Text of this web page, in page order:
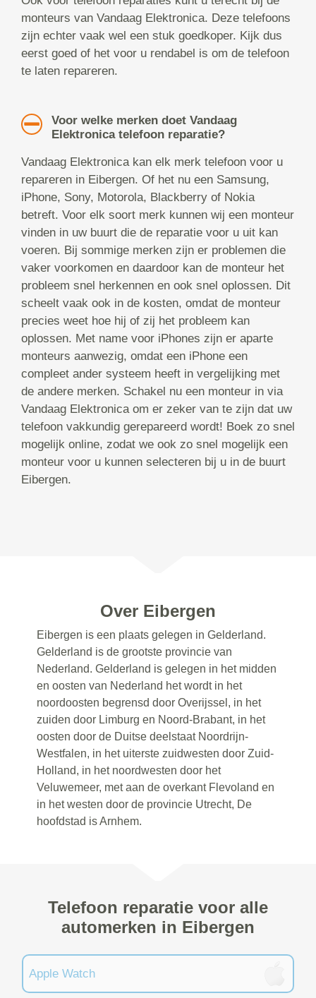
monteurs van Vandaag Elektronica. Deze telefoons
zijn echter vaak wel een stuk goedkoper. Kijk dus
eerst goed of het voor u rendabel is om de telefoon
te laten repareren.
Voor welke merken doet Vandaag
Elektronica telefoon reparatie?
Vandaag Elektronica kan elk merk telefoon voor u
repareren in Eibergen. Of het nu een Samsung,
iPhone, Sony, Motorola, Blackberry of Nokia
betreft. Voor elk soort merk kunnen wij een monteur
vinden in uw buurt die de reparatie voor u uit kan
voeren. Bij sommige merken zijn er problemen die
vaker voorkomen en daardoor kan de monteur het
probleem snel herkennen en ook snel oplossen. Dit
scheelt vaak ook in de kosten, omdat de monteur
precies weet hoe hij of zij het probleem kan
oplossen. Met name voor iPhones zijn er aparte
monteurs aanwezig, omdat een iPhone een
compleet ander systeem heeft in vergelijking met
de andere merken. Schakel nu een monteur in via
Vandaag Elektronica om er zeker van te zijn dat uw
telefoon vakkundig gerepareerd wordt! Boek zo snel
mogelijk online, zodat we ook zo snel mogelijk een
monteur voor u kunnen selecteren bij u in de buurt
Eibergen.
Over Eibergen
Eibergen is een plaats gelegen in Gelderland.
Gelderland is de grootste provincie van
Nederland. Gelderland is gelegen in het midden
en oosten van Nederland het wordt in het
noordoosten begrensd door Overijssel, in het
zuiden door Limburg en Noord-Brabant, in het
oosten door de Duitse deelstaat Noordrijn-
Westfalen, in het uiterste zuidwesten door Zuid-
Holland, in het noordwesten door het
Veluwemeer, met aan de overkant Flevoland en
in het westen door de provincie Utrecht, De
hoofdstad is Arnhem.
Telefoon reparatie voor alle
automerken in Eibergen
Apple Watch